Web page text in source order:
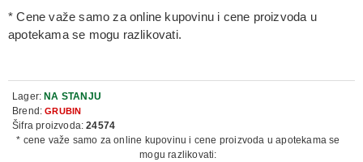
* Cene važe samo za online kupovinu i cene proizvoda u
apotekama se mogu razlikovati.
Lager: NA STANJU
Brend: GRUBIN
Šifra proizvoda: 24574
* cene važe samo za online kupovinu i cene proizvoda u apotekama se
mogu razlikovati: